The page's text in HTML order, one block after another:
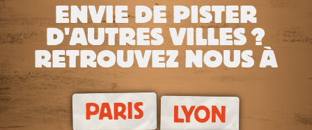
ENVIE DE PISTER
D'AUTRES VILLES ?
RETROUVEZ NOUS À
PARIS LYON